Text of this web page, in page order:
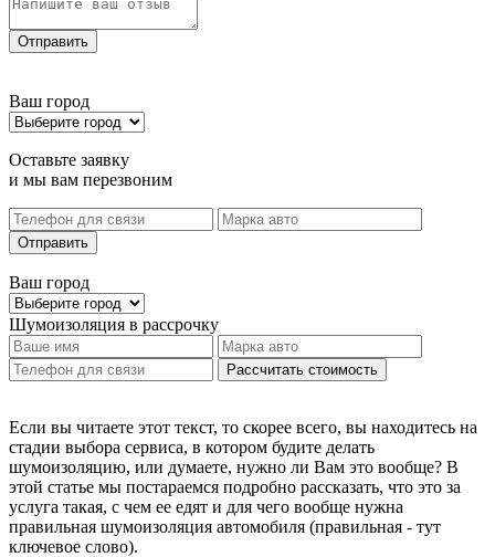
Отправить
Ваш город
Оставьте заявку
и мы вам перезвоним
Отправить
Ваш город
Шумоизоляция в рассрочку
Рассчитать стоимость
Если вы читаете этот текст, то скорее всего, вы находитесь на
стадии выбора сервиса, в котором будите делать
шумоизоляцию, или думаете, нужно ли Вам это вообще? В
этой статье мы постараемся подробно рассказать, что это за
услуга такая, с чем ее едят и для чего вообще нужна
правильная шумоизоляция автомобиля (правильная - тут
ключевое слово).